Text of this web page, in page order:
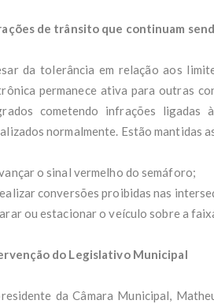
De
de trânsito que continuam
da tolerância em relação aos
permanece ativa para outras
cometendo infrações ligadas
normalmente. Estão mantidas
o sinal vermelho do semáforo;
conversões proibidas nas
ou estacionar o veículo sobre a
do Legislativo Municipal
da Câmara Municipal,